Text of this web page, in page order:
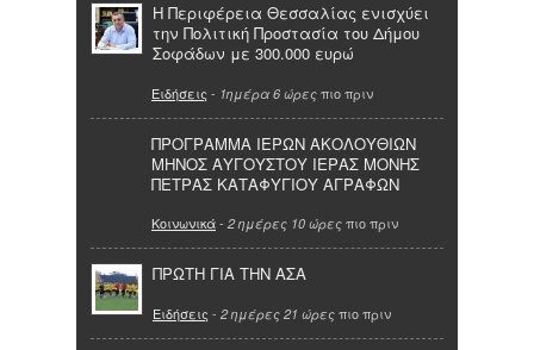
Η Περιφέρεια Θεσσαλίας ενισχύει
την Πολιτική Προστασία του Δήμου
Σοφάδων με 300.000 ευρώ
Ειδήσεις - 1ημέρα 6 ώρες πιο πριν
ΠΡΟΓΡΑΜΜΑ ΙΕΡΩΝ ΑΚΟΛΟΥΘΙΩΝ
ΜΗΝΟΣ ΑΥΓΟΥΣΤΟΥ ΙΕΡΑΣ ΜΟΝΗΣ
ΠΕΤΡΑΣ ΚΑΤΑΦΥΓΙΟΥ ΑΓΡΑΦΩΝ
Κοινωνικά- 2 ημέρες 10 ώρες πιο πριν
ΠΡΩΤΗ ΓΙΑ ΤΗΝ ΑΣΑ
Ειδήσεις - 2 ημέρες 21 ώρες πιο πριν